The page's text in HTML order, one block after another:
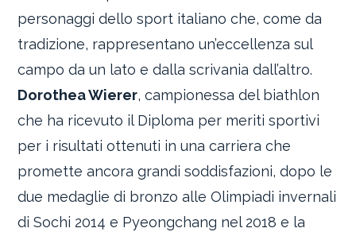
personaggi dello sport italiano che, come da
tradizione, rappresentano un’eccellenza sul
campo da un lato e dalla scrivania dall’altro.
Dorothea Wierer, campionessa del biathlon
che ha ricevuto il Diploma per meriti sportivi
per i risultati ottenuti in una carriera che
promette ancora grandi soddisfazioni, dopo le
due medaglie di bronzo alle Olimpiadi invernali
di Sochi 2014 e Pyeongchang nel 2018 e la